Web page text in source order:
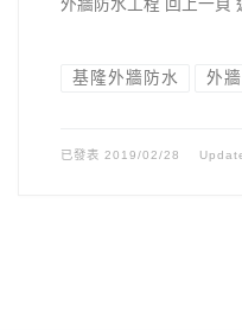
外牆防水工程 回上一頁
基隆外牆防水 外
已發表 2019/02/28